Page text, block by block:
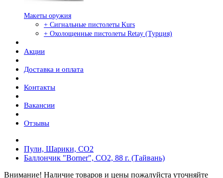
Макеты оружия
+ Сигнальные пистолеты Kurs
+ Охолощенные пистолеты Retay (Турция)
Акции
Доставка и оплата
Контакты
Вакансии
Отзывы
Пули, Шарики, СО2
Баллончик "Borner", СО2, 88 г. (Тайвань)
Внимание! Наличие товаров и цены пожалуйста уточняйте